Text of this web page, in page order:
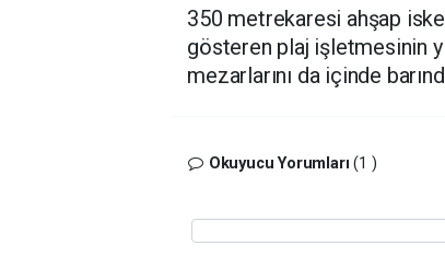
350 metrekaresi ahşap
gösteren plaj işletmesinin
mezarlarını da içinde
Okuyucu Yorumları(1 )